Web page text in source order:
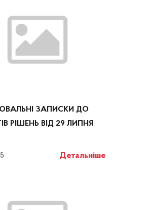
ЗАПИСКИ ДО
РІШЕНЬ ВІД 29 ЛИПНЯ
Детальніше